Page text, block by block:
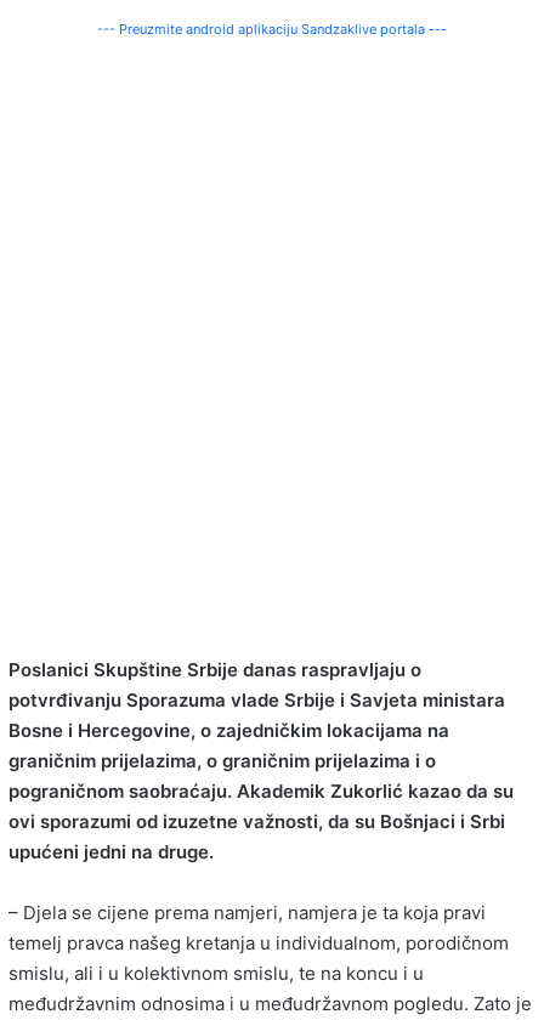
--- Preuzmite android aplikaciju Sandzaklive portala ---
Poslanici Skupštine Srbije danas raspravljaju o
potvrđivanju Sporazuma vlade Srbije i Savjeta ministara
Bosne i Hercegovine, o zajedničkim lokacijama na
graničnim prijelazima, o graničnim prijelazima i o
pograničnom saobraćaju. Akademik Zukorlić kazao da su
ovi sporazumi od izuzetne važnosti, da su Bošnjaci i Srbi
upućeni jedni na druge.
– Djela se cijene prema namjeri, namjera je ta koja pravi
temelj pravca našeg kretanja u individualnom, porodičnom
smislu, ali i u kolektivnom smislu, te na koncu i u
međudržavnim odnosima i u međudržavnom pogledu. Zato je